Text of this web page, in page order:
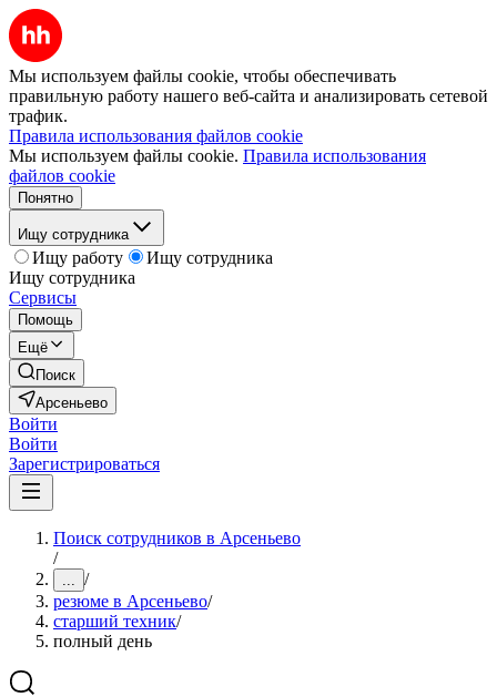
Мы используем файлы cookie, чтобы обеспечивать
правильную работу нашего веб-сайта и анализировать сетевой
трафик.
Правила использования файлов cookie
Мы используем файлы cookie. Правила использования
файлов cookie
Понятно
Ищу сотрудника
Ищу работу
Ищу сотрудника
Ищу сотрудника
Сервисы
Помощь
Ещё
Поиск
Арсеньево
Войти
Войти
Зарегистрироваться
Поиск сотрудников в Арсеньево
/
... /
резюме в Арсеньево/
старший техник/
полный день